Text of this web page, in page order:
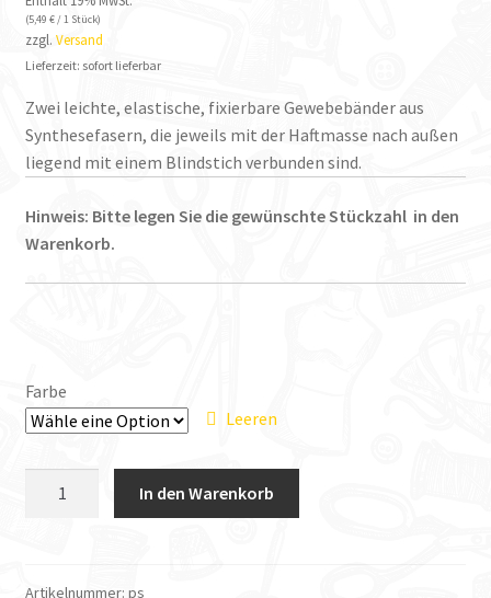
(5,49 €/ 1 Stück)
zzgl. Versand
Lieferzeit: sofort lieferbar
Zwei leichte, elastische, fixierbare Gewebebänder aus
Synthesefasern, die jeweils mit der Haftmasse nach außen
liegend mit einem Blindstich verbunden sind.
Hinweis: Bitte legen Sie die gewünschte Stückzahl in den
Warenkorb.
Farbe
Leeren
In den Warenkorb
Artikelnummer: ps